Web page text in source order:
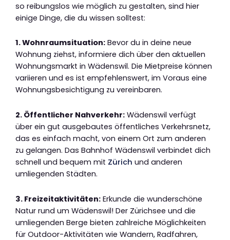
so reibungslos wie möglich zu gestalten, sind hier
einige Dinge, die du wissen solltest:
1. Wohnraumsituation: Bevor du in deine neue
Wohnung ziehst, informiere dich über den aktuellen
Wohnungsmarkt in Wädenswil. Die Mietpreise können
variieren und es ist empfehlenswert, im Voraus eine
Wohnungsbesichtigung zu vereinbaren.
2. Öffentlicher Nahverkehr: Wädenswil verfügt
über ein gut ausgebautes öffentliches Verkehrsnetz,
das es einfach macht, von einem Ort zum anderen
zu gelangen. Das Bahnhof Wädenswil verbindet dich
schnell und bequem mit Zürich und anderen
umliegenden Städten.
3. Freizeitaktivitäten: Erkunde die wunderschöne
Natur rund um Wädenswil! Der Zürichsee und die
umliegenden Berge bieten zahlreiche Möglichkeiten
für Outdoor-Aktivitäten wie Wandern, Radfahren,